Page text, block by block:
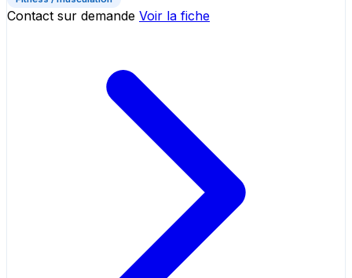
Contact sur demande Voir la fiche